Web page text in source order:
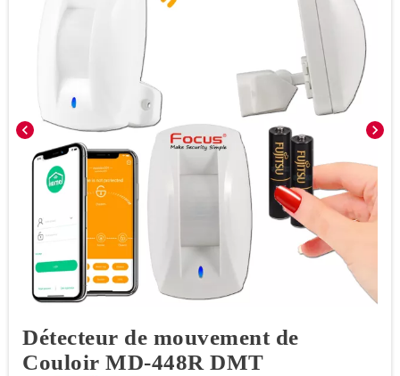
chevron_left chevron_right
Détecteur de mouvement de
Couloir MD-448R DMT